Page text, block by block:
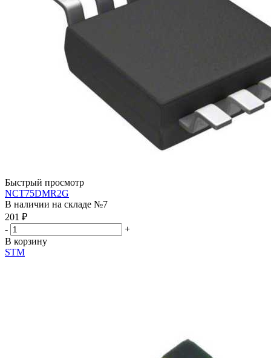
Быстрый просмотр
NCT75DMR2G
В наличии на складе №7
201 ₽
-
+
В корзину
STM